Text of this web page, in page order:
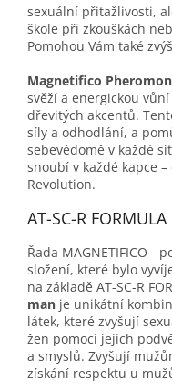
sexuální přitažlivosti,
škole při zkouškách
Pomohou Vám také
Magnetifico
svěží a energickou
dřevitých akcentů.
síly a odhodlání, a
sebevědomě v každé
snoubí v každé kapce
Revolution.
AT-SC-R FORMULA
Řada MAGNETIFICO -
složení, které bylo
na základě AT-SC-R
man je unikátní
látek, které zvyšují
žen pomocí jejich
a smyslů. Zvyšují
získání respektu u